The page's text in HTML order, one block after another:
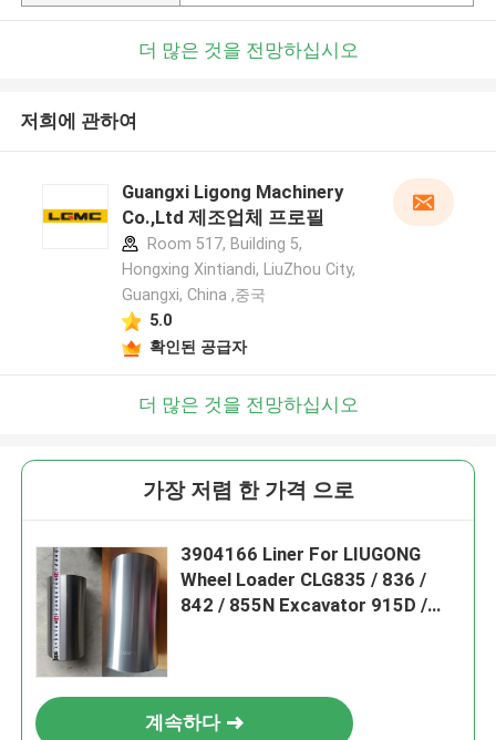
더 많은 것을 전망하십시오
저희에 관하여
Guangxi Ligong Machinery
Co.,Ltd 제조업체 프로필
Room 517, Building 5,
Hongxing Xintiandi, LiuZhou City,
Guangxi, China ,중국
5.0
확인된 공급자
더 많은 것을 전망하십시오
가장 저렴 한 가격 으로
3904166 Liner For LIUGONG
Wheel Loader CLG835 / 836 /
842 / 855N Excavator 915D /
계속하다